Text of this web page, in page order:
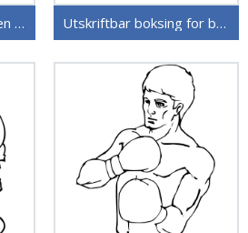
Utskriftbar boksing uten kostnad Utskriftbar boksing for barn